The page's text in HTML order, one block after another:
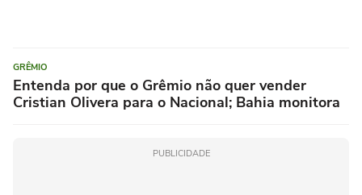
GRÊMIO
Entenda por que o Grêmio não quer vender
Cristian Olivera para o Nacional; Bahia monitora
PUBLICIDADE